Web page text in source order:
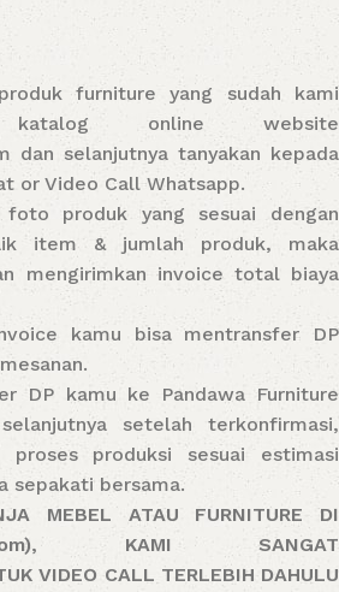
furniture yang sudah kami
online website
dan selanjutnya tanyakan kepada
or Video Call Whatsapp.
produk yang sesuai dengan
item & jumlah produk, maka
mengirimkan invoice total biaya
kamu bisa mentransfer DP
DP kamu ke Pandawa Furniture
setelah terkonfirmasi,
produksi sesuai estimasi
sepakati bersama.
MEBEL ATAU FURNITURE DI
KAMI SANGAT
VIDEO CALL TERLEBIH DAHULU